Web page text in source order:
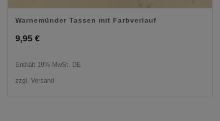
Warnemünder Tassen mit Farbverlauf
9,95 €
Enthält 19% MwSt. DE
zzgl. Versand